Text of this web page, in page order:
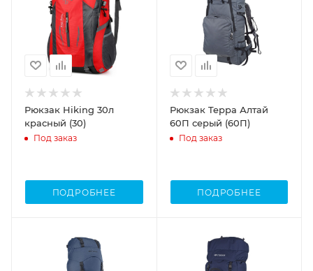
30-50
Рюкзак Hiking 30л
красный (30)
Под заказ
ПОДРОБНЕЕ
Рюкзак Teррa Алтай
60П серый (60П)
Под заказ
ПОДРОБНЕЕ